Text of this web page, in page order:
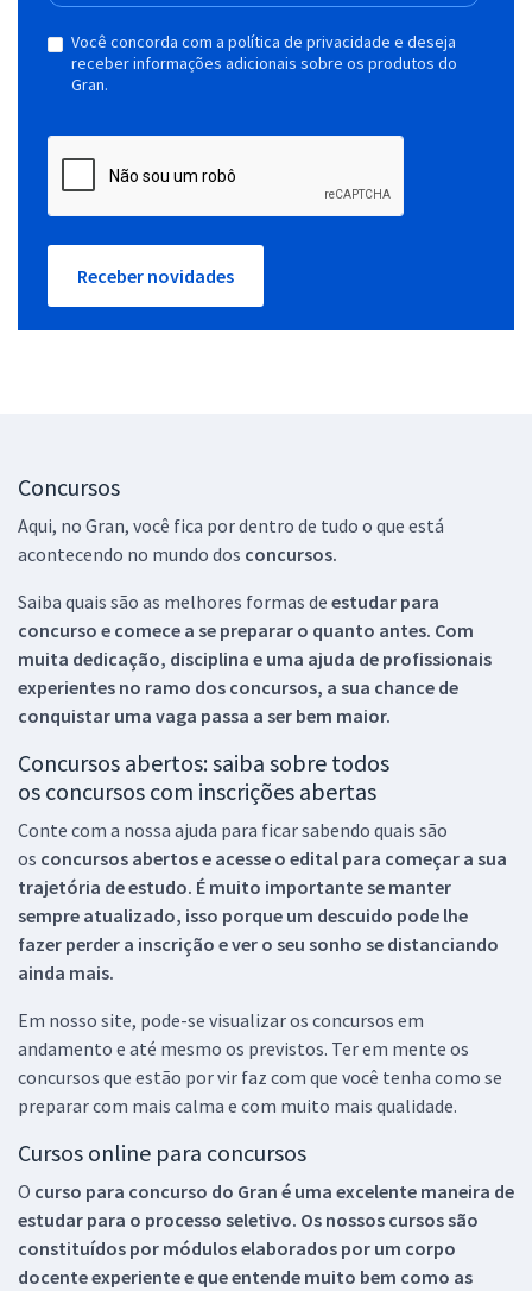
Você concorda com a política de privacidade e deseja
receber informações adicionais sobre os produtos do
Gran.
Receber novidades
Concursos
Aqui, no Gran, você fica por dentro de tudo o que está
acontecendo no mundo dos concursos.
Saiba quais são as melhores formas de estudar para
concurso e comece a se preparar o quanto antes. Com
muita dedicação, disciplina e uma ajuda de profissionais
experientes no ramo dos concursos, a sua chance de
conquistar uma vaga passa a ser bem maior.
Concursos abertos: saiba sobre todos
os concursos com inscrições abertas
Conte com a nossa ajuda para ficar sabendo quais são
os concursos abertos e acesse o edital para começar a sua
trajetória de estudo. É muito importante se manter
sempre atualizado, isso porque um descuido pode lhe
fazer perder a inscrição e ver o seu sonho se distanciando
ainda mais.
Em nosso site, pode-se visualizar os concursos em
andamento e até mesmo os previstos. Ter em mente os
concursos que estão por vir faz com que você tenha como se
preparar com mais calma e com muito mais qualidade.
Cursos online para concursos
O curso para concurso do Gran é uma excelente maneira de
estudar para o processo seletivo. Os nossos cursos são
constituídos por módulos elaborados por um corpo
docente experiente e que entende muito bem como as